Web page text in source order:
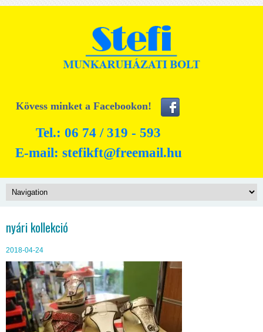
Kövess minket a Facebookon!
Tel.: 06 74 / 319 - 593
E-mail: stefikft@freemail.hu
nyári kollekció
2018-04-24